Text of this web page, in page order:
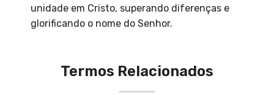
unidade em Cristo, superando diferenças e
glorificando o nome do Senhor.
Termos Relacionados